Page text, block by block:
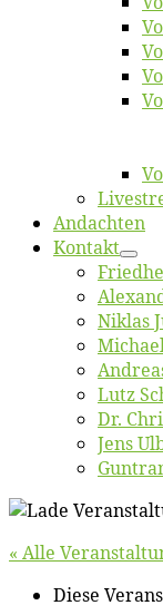
An­dach­ten
Kon­takt
Ni­klas
Lutz
Dr.
Jens
« Alle
Diese